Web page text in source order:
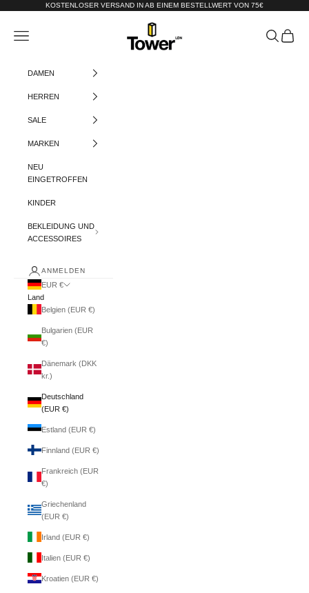
Zum Inhalt springenKOSTENLOSER VERSAND IN AB EINEM BESTELLWERT VON 75€
Tower-London.De
Menü Suchen
DAMEN
HERREN
SALE
MARKEN
NEU
EINGETROFFEN
KINDER
BEKLEIDUNG UND
ACCESSOIRES
ANMELDEN
EUR €
Land
Belgien (EUR €)
Bulgarien (EUR
€)
Dänemark (DKK
kr.)
Deutschland
(EUR €)
Estland (EUR €)
Finnland (EUR €)
Frankreich (EUR
€)
Griechenland
(EUR €)
Irland (EUR €)
Italien (EUR €)
Kroatien (EUR €)